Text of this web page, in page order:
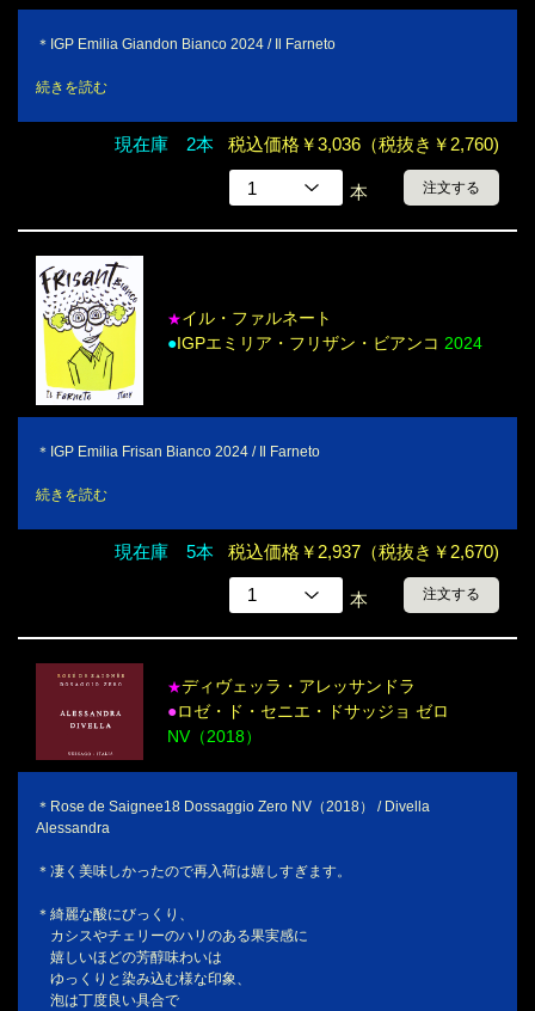
＊IGP Emilia Giandon Bianco 2024 / Il Farneto
続きを読む
現在庫 2本 税込価格￥3,036（税抜き￥2,760)
本 注文する
★イル・ファルネート
●IGPエミリア・フリザン・ビアンコ 2024
＊IGP Emilia Frisan Bianco 2024 / Il Farneto
続きを読む
現在庫 5本 税込価格￥2,937（税抜き￥2,670)
本 注文する
★ディヴェッラ・アレッサンドラ
●ロゼ・ド・セニエ・ドサッジョ ゼロ
NV（2018）
＊Rose de Saignee18 Dossaggio Zero NV（2018） / Divella
Alessandra
＊凄く美味しかったので再入荷は嬉しすぎます。
＊綺麗な酸にびっくり、
カシスやチェリーのハリのある果実感に
嬉しいほどの芳醇味わいは
ゆっくりと染み込む様な印象、
泡は丁度良い具合で